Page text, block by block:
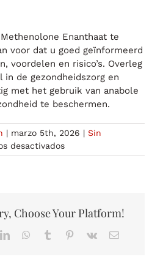
Enanthaat te
voor dat u goed geïnformeerd
voordelen en risico’s. Overleg
in de gezondheidszorg en
met het gebruik van anabole
te beschermen.
| marzo 5th, 2026 | Sin
desactivadosen
Methenolone
en
Choose Your Platform!
LinkedInWhatsApp
Tumblr Pinterest
Vk
Correo